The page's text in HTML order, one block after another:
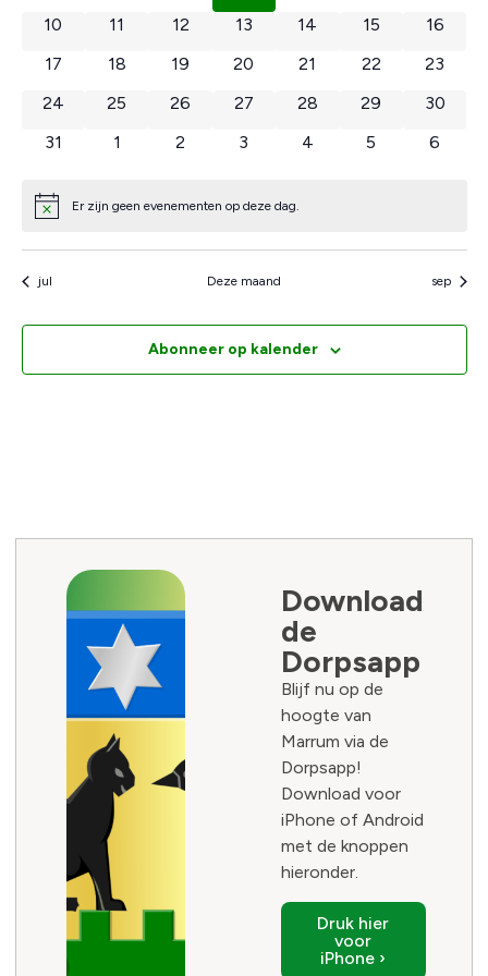
0 evenementen
10 0 evenementen
11 0 evenementen
12 0 evenementen
13 0 evenementen
14 0 evenementen
15 0
16
0 evenementen
17 0 evenementen
18 0 evenementen
19 0 evenementen
20 0 evenementen
21 0 evenementen
22 0
23
0 evenementen
24 0 evenementen
25 0 evenementen
26 0 evenementen
27 0 evenementen
28 0 evenementen
29 0
30
0 evenementen
31 0 evenementen
1 0 evenementen
2 0 evenementen
3 0 evenementen
4 0
5 0
6
BerichtEr zijn geen evenementen op deze dag.
jul Deze maand sep
Abonneer op kalender
Download
de
Dorpsapp
Blijf nu op de
hoogte van
Marrum via de
Dorpsapp!
Download voor
iPhone of Android
met de knoppen
hieronder.
Druk hier
voor
iPhone ›